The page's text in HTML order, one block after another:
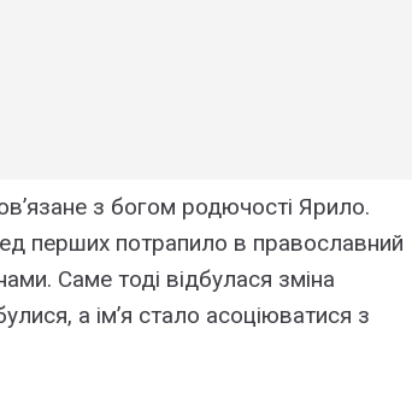
з богом родючості Ярило.
перших потрапило в православний
Саме тоді відбулася зміна
а ім’я стало асоціюватися з